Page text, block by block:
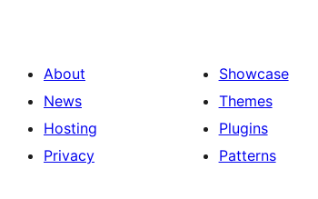
About
News
Hosting
Privacy
Showcase
Themes
Plugins
Patterns